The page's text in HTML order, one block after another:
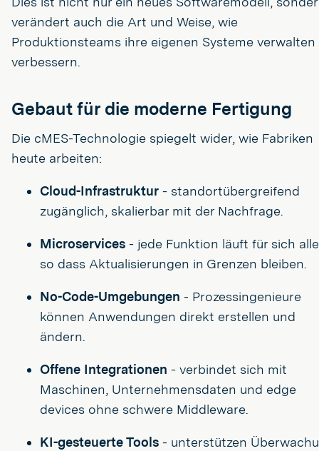
verändert auch die Art und Weise, wie
Produktionsteams ihre eigenen Systeme verwalten
verbessern.
Gebaut für die moderne Fertigung
Die cMES-Technologie spiegelt wider, wie Fabriken
heute arbeiten:
Cloud-Infrastruktur - standortübergreifend
zugänglich, skalierbar mit der Nachfrage.
Microservices - jede Funktion läuft für sich
so dass Aktualisierungen in Grenzen bleiben.
No-Code-Umgebungen - Prozessingenieure
können Anwendungen direkt erstellen und
ändern.
Offene Integrationen - verbindet sich mit
Maschinen, Unternehmensdaten und edge
devices ohne schwere Middleware.
KI-gesteuerte Tools - unterstützen